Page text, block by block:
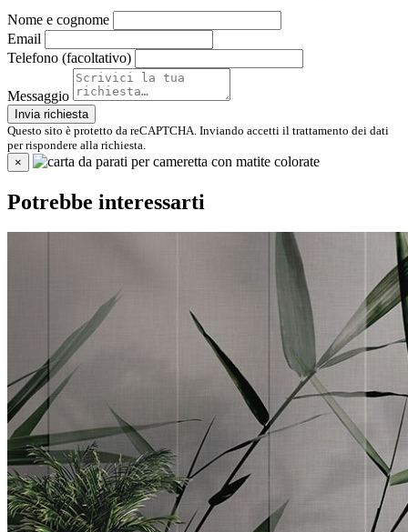
Nome e cognome
Email
Telefono (facoltativo)
Messaggio
Invia richiesta
Questo sito è protetto da reCAPTCHA. Inviando accetti il trattamento dei dati
per rispondere alla richiesta.
×
Potrebbe interessarti